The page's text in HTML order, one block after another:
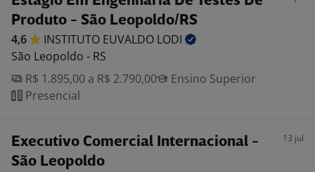
Produto - São Leopoldo/RS
4,6 INSTITUTO EUVALDO LODI
São Leopoldo - RS
R$ 1.895,00 a R$ 2.790,00
Ensino Superior
Presencial
Executivo Comercial Internacional -
São Leopoldo
13 jul